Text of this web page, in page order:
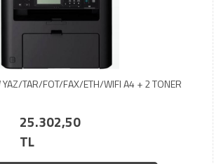
TAR/FOT/FAX/ETH/WIFI A4 + 2 TONER
25.302,50
TL